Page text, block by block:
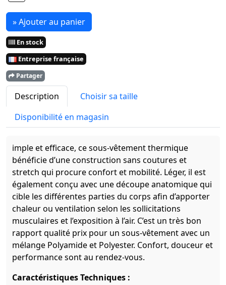
» Ajouter au panier
En stock
Entreprise française
Partager
Description
Choisir sa taille
Disponibilité en magasin
imple et efficace, ce sous-vêtement thermique
bénéficie d’une construction sans coutures et
stretch qui procure confort et mobilité. Léger, il est
également conçu avec une découpe anatomique qui
cible les différentes parties du corps afin d’apporter
chaleur ou ventilation selon les sollicitations
musculaires et l’exposition à l’air. C’est un très bon
rapport qualité prix pour un sous-vêtement avec un
mélange Polyamide et Polyester. Confort, douceur et
performance sont au rendez-vous.
Caractéristiques Techniques :